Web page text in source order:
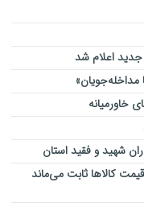
شهید و فقید استان
کالاها ثابت می‌ماند